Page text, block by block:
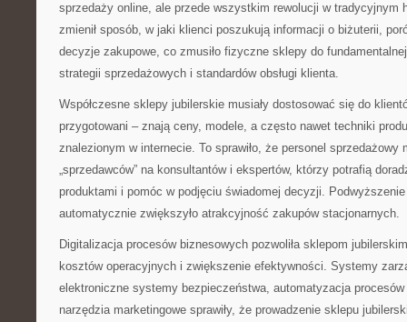
sprzedaży online, ale przede wszystkim rewolucji w tradycyjnym
zmienił sposób, w jaki klienci poszukują informacji o biżuterii,
decyzje zakupowe, co zmusiło fizyczne sklepy do
strategii sprzedażowych i standardów obsługi klienta.
Współczesne sklepy jubilerskie musiały dostosować się do
przygotowani – znają ceny, modele, a często nawet techniki
znalezionym w internecie. To sprawiło, że personel sprzedażowy
„sprzedawców” na konsultantów i ekspertów, którzy potrafią
produktami i pomóc w podjęciu świadomej decyzji. Podwyższenie
automatycznie zwiększyło atrakcyjność zakupów stacjonarnych.
Digitalizacja procesów biznesowych pozwoliła sklepom
kosztów operacyjnych i zwiększenie efektywności. Systemy
elektroniczne systemy bezpieczeństwa, automatyzacja
narzędzia marketingowe sprawiły, że prowadzenie sklepu